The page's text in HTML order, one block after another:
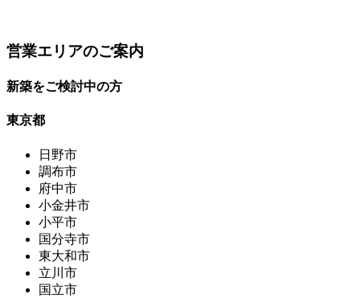
営業エリアのご案内
新築をご検討中の方
東京都
日野市
調布市
府中市
小金井市
小平市
国分寺市
東大和市
立川市
国立市